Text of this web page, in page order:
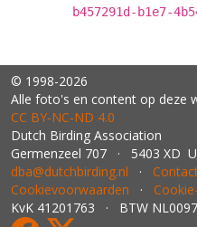
b457291d-b1e7-
© 1998-2026
Alle foto's en content op deze
CC BY‑NC‑ND 4.0
Dutch Birding Association
Germenzeel 707 · 5403 XD
dba@dutchbirding.nl ·
Cookievoorwaarden ·
KvK 41201763 · BTW